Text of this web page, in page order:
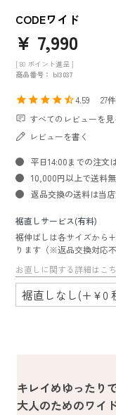
CODEワイド
¥ 7,990
[ 80 ポイント進呈 ]
商品番号
bl3037
4.59
27
すべてのレビューを見
レビューを書く
平日14:00までの注文
10,000円以上で送料
返品交換の送料は当
裾直しサービス(有料)
裾伸ばしは各サイズから
ります（※返品交換対応不
お直しに関する詳細はこ
キレイめゆったり
大人のためのワイ